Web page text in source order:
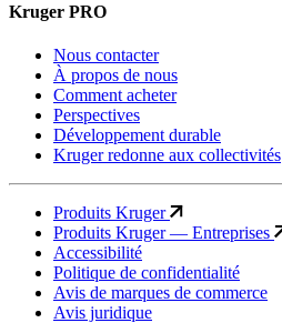
Kruger PRO
Nous contacter
À propos de nous
Comment acheter
Perspectives
Développement durable
Kruger redonne aux collectivités
Produits Kruger
Produits Kruger — Entreprises
Accessibilité
Politique de confidentialité
Avis de marques de commerce
Avis juridique